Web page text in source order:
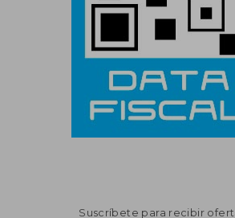
Suscríbete para recibir